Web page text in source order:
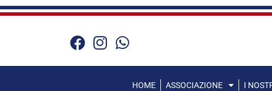
Vai
HOME ASSOCIAZIONE I